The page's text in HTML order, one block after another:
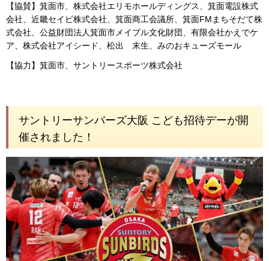
【協賛】箕面市、株式会社エリモホールディングス、箕面電設株式
会社、近畿セイビ株式会社、箕面商工会議所、箕面FMまちそだて株
式会社、公益財団法人箕面市メイプル文化財団、有限会社かえでケ
ア、株式会社アイシード、松出 末生、みのおキューズモール
【協力】箕面市、サントリースポーツ株式会社
サントリーサンバーズ大阪 こども招待デーが開
催されました！